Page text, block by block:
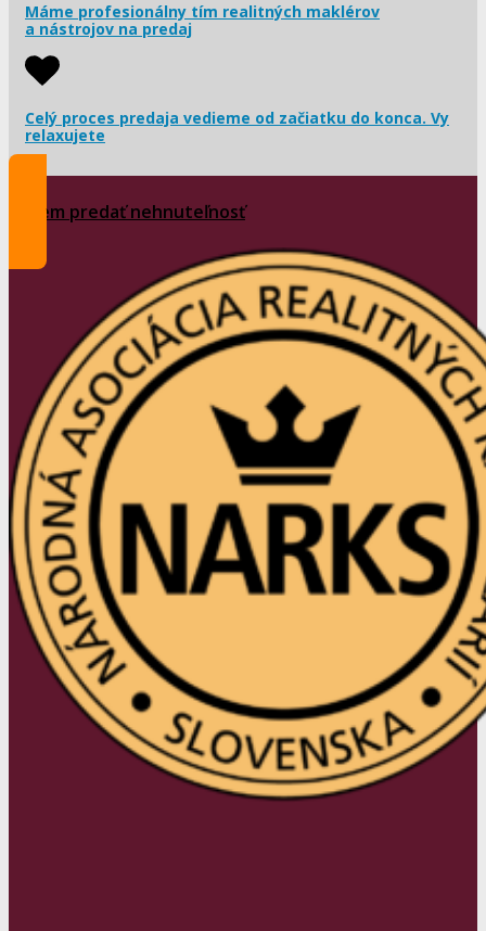
Máme profesionálny tím realitných maklérov
a nástrojov na predaj
Celý proces predaja vedieme od začiatku do konca. Vy
relaxujete
Chcem predať nehnuteľnosť